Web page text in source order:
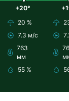
+20°
20 %
7.3 м/с
763
мм
55 %